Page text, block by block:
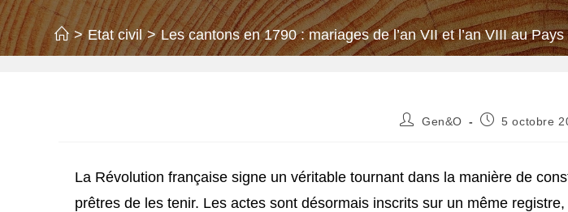
> Etat civil > Les cantons en 1790 : mariages de l’an VII et l’an VIII au
Auteur/autrice
Gen&O
Publication
5 octobre
La Révolution française signe un véritable tournant dans la manière de
prêtres de les tenir. Les actes sont désormais inscrits sur un même